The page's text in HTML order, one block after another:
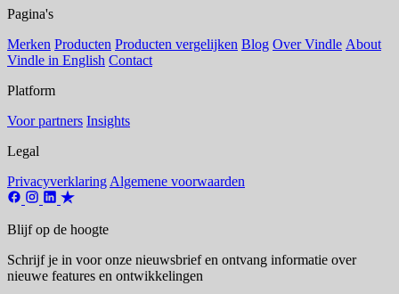
Pagina's
Merken Producten Producten vergelijken Blog Over Vindle About
Vindle in English Contact
Platform
Voor partners Insights
Legal
Privacyverklaring Algemene voorwaarden
Blijf op de hoogte
Schrijf je in voor onze nieuwsbrief en ontvang informatie over
nieuwe features en ontwikkelingen